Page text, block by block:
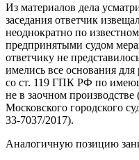
Из материалов дела
заседания ответчик
неоднократно по
предпринятыми судом
ответчику не
имелись все основания для
со ст. 119 ГПК РФ по
не в заочном
Московского городского
33-7037/2017).
Аналогичную позицию